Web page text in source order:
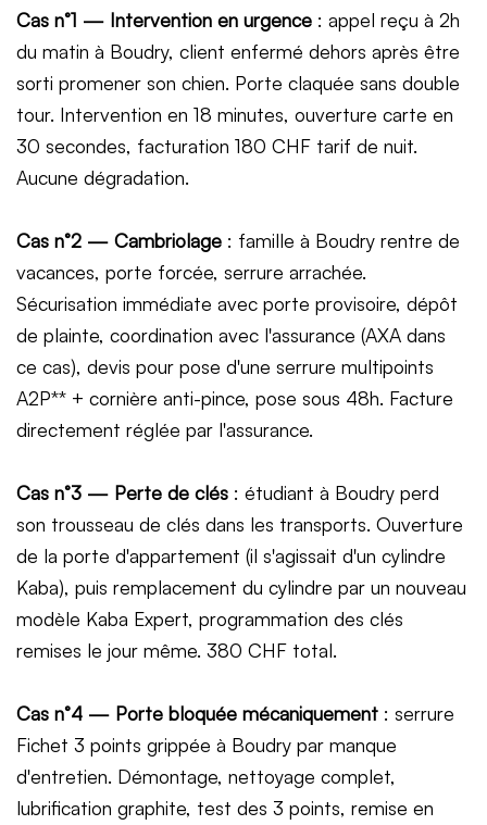
Cas n°1 — Intervention en urgence : appel reçu à 2h
du matin à Boudry, client enfermé dehors après être
sorti promener son chien. Porte claquée sans double
tour. Intervention en 18 minutes, ouverture carte en
30 secondes, facturation 180 CHF tarif de nuit.
Aucune dégradation.
Cas n°2 — Cambriolage : famille à Boudry rentre de
vacances, porte forcée, serrure arrachée.
Sécurisation immédiate avec porte provisoire, dépôt
de plainte, coordination avec l'assurance (AXA dans
ce cas), devis pour pose d'une serrure multipoints
A2P** + cornière anti-pince, pose sous 48h. Facture
directement réglée par l'assurance.
Cas n°3 — Perte de clés : étudiant à Boudry perd
son trousseau de clés dans les transports. Ouverture
de la porte d'appartement (il s'agissait d'un cylindre
Kaba), puis remplacement du cylindre par un nouveau
modèle Kaba Expert, programmation des clés
remises le jour même. 380 CHF total.
Cas n°4 — Porte bloquée mécaniquement : serrure
Fichet 3 points grippée à Boudry par manque
d'entretien. Démontage, nettoyage complet,
lubrification graphite, test des 3 points, remise en